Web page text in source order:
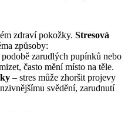
zdraví pokožky. Stresová
způsoby:
zarudlých pupínků nebo
často mění místo na těle.
– stres může zhoršit projevy
svědění, zarudnutí